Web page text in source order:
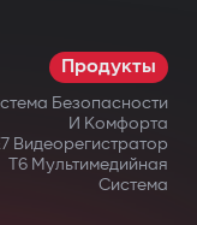
Продукты
Безопасности
И Комфорта
Видеорегистратор
T6 Мультимедийная
Система